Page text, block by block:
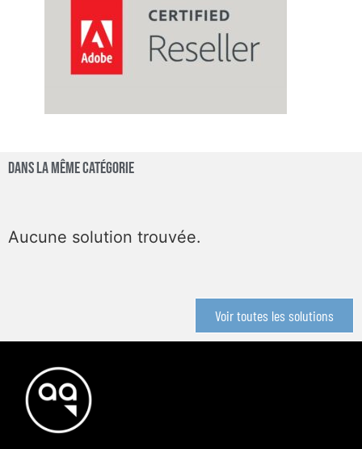
Dans la même catégorie
Aucune solution trouvée.
Voir toutes les solutions